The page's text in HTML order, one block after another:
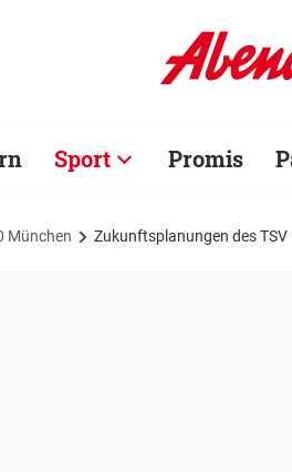
Sport Promis
München Zukunftsplanungen des